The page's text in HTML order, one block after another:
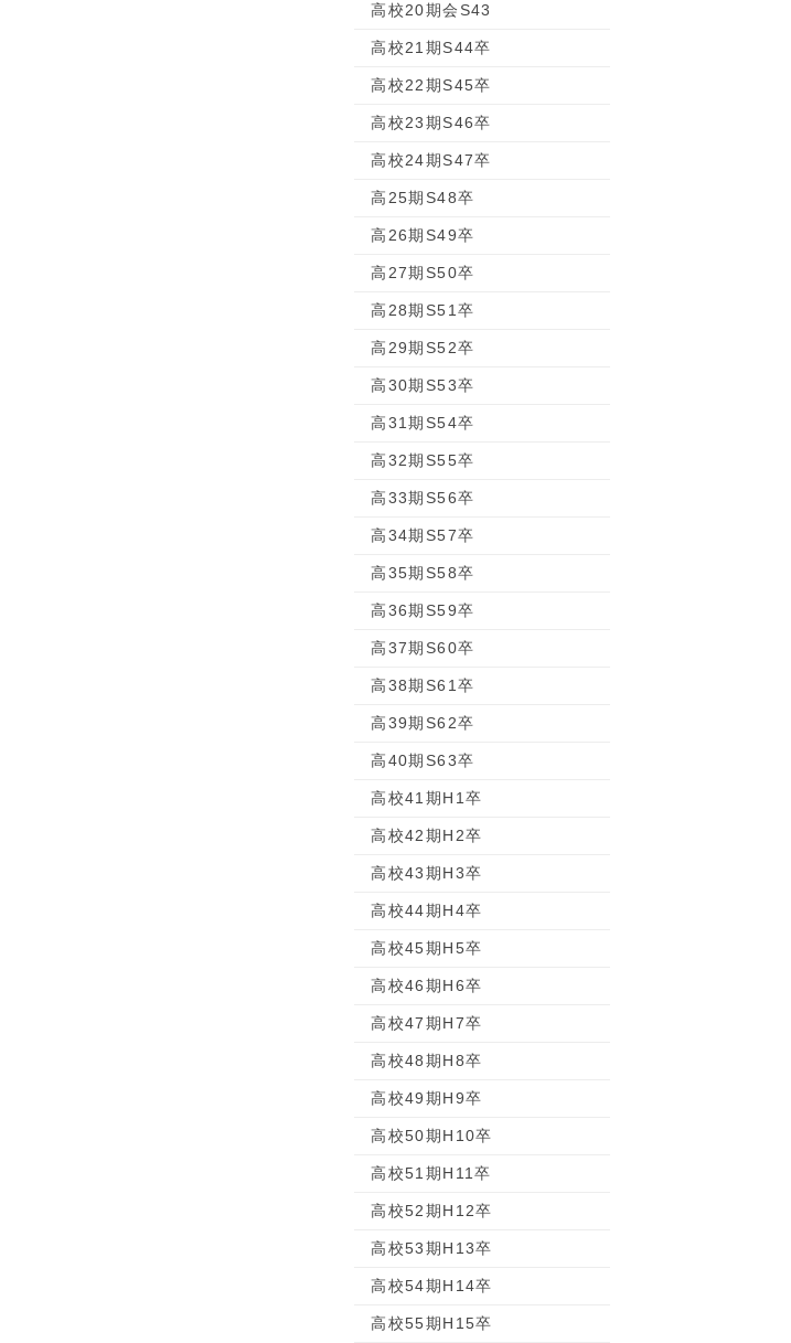
高校20期会S43
高校21期S44卒
高校22期S45卒
高校23期S46卒
高校24期S47卒
高25期S48卒
高26期S49卒
高27期S50卒
高28期S51卒
高29期S52卒
高30期S53卒
高31期S54卒
高32期S55卒
高33期S56卒
高34期S57卒
高35期S58卒
高36期S59卒
高37期S60卒
高38期S61卒
高39期S62卒
高40期S63卒
高校41期H1卒
高校42期H2卒
高校43期H3卒
高校44期H4卒
高校45期H5卒
高校46期H6卒
高校47期H7卒
高校48期H8卒
高校49期H9卒
高校50期H10卒
高校51期H11卒
高校52期H12卒
高校53期H13卒
高校54期H14卒
高校55期H15卒